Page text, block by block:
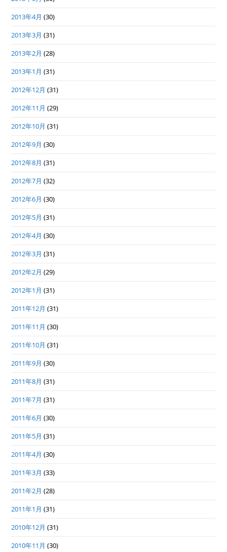
2013年4月 (30)
2013年3月 (31)
2013年2月 (28)
2013年1月 (31)
2012年12月 (31)
2012年11月 (29)
2012年10月 (31)
2012年9月 (30)
2012年8月 (31)
2012年7月 (32)
2012年6月 (30)
2012年5月 (31)
2012年4月 (30)
2012年3月 (31)
2012年2月 (29)
2012年1月 (31)
2011年12月 (31)
2011年11月 (30)
2011年10月 (31)
2011年9月 (30)
2011年8月 (31)
2011年7月 (31)
2011年6月 (30)
2011年5月 (31)
2011年4月 (30)
2011年3月 (33)
2011年2月 (28)
2011年1月 (31)
2010年12月 (31)
2010年11月 (30)